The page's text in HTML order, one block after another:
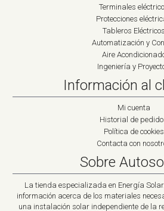
Terminales
Protecciones
Tableros Eléctricos
Automatización y
Aire
Ingeniería y
Información al
Mi cuenta
Historial de
Política de cookies
Contacta con
Sobre
La tienda especializada en Energía
información acerca de los materiales
una instalación solar independiente de la